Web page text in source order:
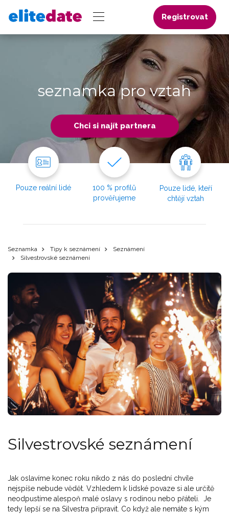
Registrovat
seznamka pro vztah
Chci si najít partnera
Pouze reální lidé
100 % profilů
prověřujeme
Pouze lidé, kteří
chtějí vztah
Seznamka Tipy k seznámení
Seznámení
Silvestrovské seznámení
Silvestrovské seznámení
Jak oslavíme konec roku nikdo z nás do poslední chvíle
nejspíše nebude vědět. Vzhledem k lidské povaze si ale určitě
neodpustíme alespoň malé oslavy s rodinou nebo přáteli. Je
tedy lepší se na Silvestra připravit. Co když ale nemáte s kým